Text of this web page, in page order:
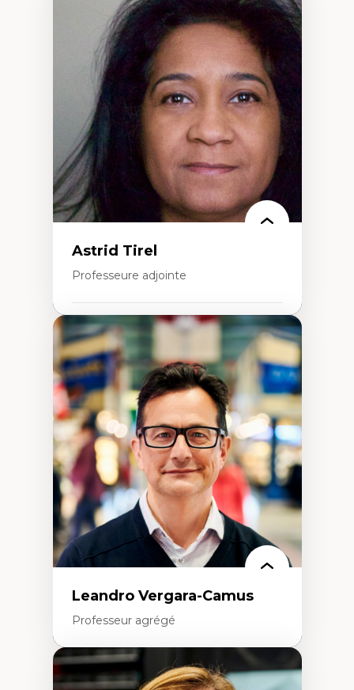
Expertises
Santé mondiale
Femme en contexte de pauvreté
Innovation
Participation citoyenne
Inégalités sociales santé
Migration
Santé de la reproduction
Développement durable
Astrid Tirel
Professeure adjointe
Expertises
Art
Anti-discrimination
Décolonisation de l’enseignement, de la
recherche, des institutions administratives
et syndicales
Pluralisme épistémologique et
francophonie
Culture
Politiques culturelles
Vivre ensemble
Anti-racisme
Anti-sexisme
Pratiques non oppressives
Leandro Vergara-Camus
Professeur agrégé
Expertises